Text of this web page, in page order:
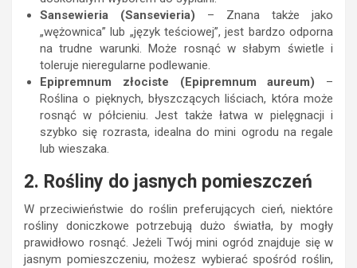
Sansewieria (Sansevieria) – Znana także jako
„wężownica” lub „język teściowej”, jest bardzo odporna
na trudne warunki. Może rosnąć w słabym świetle i
toleruje nieregularne podlewanie.
Epipremnum złociste (Epipremnum aureum) –
Roślina o pięknych, błyszczących liściach, która może
rosnąć w półcieniu. Jest także łatwa w pielęgnacji i
szybko się rozrasta, idealna do mini ogrodu na regale
lub wieszaka.
2. Rośliny do jasnych pomieszczeń
W przeciwieństwie do roślin preferujących cień, niektóre
rośliny doniczkowe potrzebują dużo światła, by mogły
prawidłowo rosnąć. Jeżeli Twój mini ogród znajduje się w
jasnym pomieszczeniu, możesz wybierać spośród roślin,